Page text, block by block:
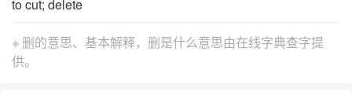
to cut; delete
※ 删的意思、基本解释，删是什么意思由在线字典查字提
供。